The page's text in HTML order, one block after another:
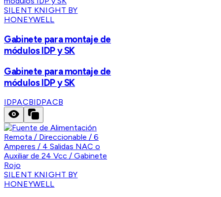
SILENT KNIGHT BY
HONEYWELL
Gabinete para montaje de
módulos IDP y SK
Gabinete para montaje de
módulos IDP y SK
IDPACBIDPACB
SILENT KNIGHT BY
HONEYWELL